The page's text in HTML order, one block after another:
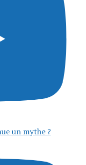
un mythe ?